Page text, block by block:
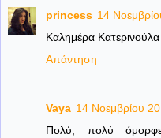
princess 14
Καλημέρα
Απάντηση
Vaya 14 Νοεμβρίου
Πολύ, πολύ